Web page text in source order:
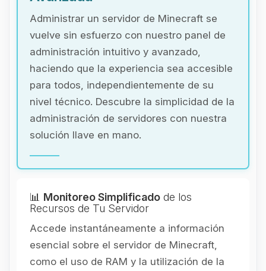
Administrar un servidor de Minecraft se
vuelve sin esfuerzo con nuestro panel de
administración intuitivo y avanzado,
haciendo que la experiencia sea accesible
para todos, independientemente de su
nivel técnico. Descubre la simplicidad de la
administración de servidores con nuestra
solución llave en mano.
📊 Monitoreo Simplificado de los
Recursos de Tu Servidor
Accede instantáneamente a información
esencial sobre el servidor de Minecraft,
como el uso de RAM y la utilización de la